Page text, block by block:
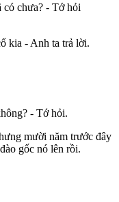
chưa? - Tớ hỏi
kia - Anh ta trả lời.
- Tớ hỏi.
mười năm trước đây
gốc nó lên rồi.